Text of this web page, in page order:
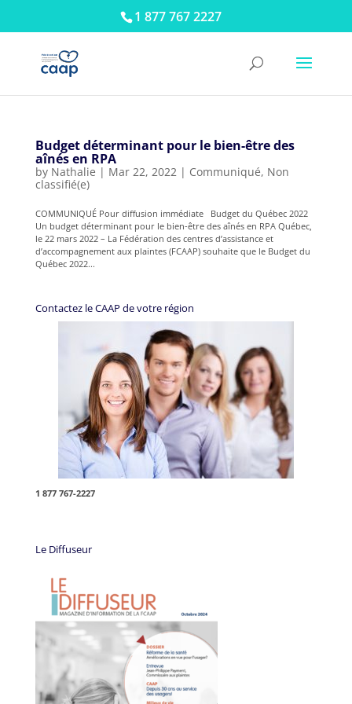
1 877 767 2227
Budget déterminant pour le bien-être des
aînés en RPA
by Nathalie | Mar 22, 2022| Communiqué, Non
classifié(e)
COMMUNIQUÉ Pour diffusion immédiate Budget du Québec 2022
Un budget déterminant pour le bien-être des aînés en RPA Québec,
le 22 mars 2022 – La Fédération des centres d’assistance et
d’accompagnement aux plaintes (FCAAP) souhaite que le Budget du
Québec 2022...
Contactez le CAAP de votre région
1 877 767-2227
Le Diffuseur